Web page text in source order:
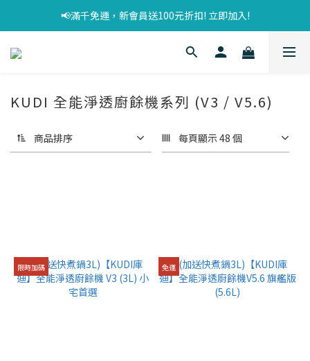
📢滿千免運，新會員送100元折扣! 立即加入!
KUDI 全能淨透廚餘機系列 (V3 / V5.6)
商品排序 每頁顯示 48 個
限時加碼 免運